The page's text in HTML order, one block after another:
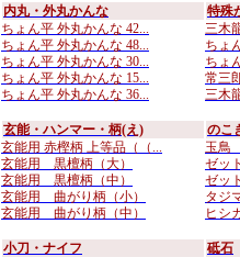
内丸・外丸かんな
ちょん平 外丸かんな 42...
ちょん平 外丸かんな 48...
ちょん平 外丸かんな 30...
ちょん平 外丸かんな 15...
ちょん平 外丸かんな 36...
特殊
三木
ちょ
ちょ
常三
三木
玄能・ハンマー・柄(え)
玄能用 赤樫柄 上等品（（...
玄能用 黒檀柄（大）
玄能用 黒檀柄（中）
玄能用 曲がり柄（小）
玄能用 曲がり柄（中）
のこ
玉鳥
ゼッ
ゼッ
タジ
ヒシ
小刀・ナイフ
砥石